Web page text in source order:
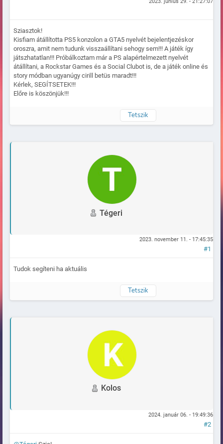
2023. június 29. - 21:27:07
Sziasztok!
Kisfiam átállította PS5 konzolon a GTA5 nyelvét bejelentjezéskor
oroszra, amit nem tudunk visszaállítani sehogy sem!!! A játék így
játszhatatlan!!! Próbálkoztam már a PS alapértelmezett nyelvét
átállítani, a Rockstar Games és a Social Clubot is, de a játék online és
story módban ugyanúgy cirill betüs maradt!!!
Kérlek, SEGÍTSETEK!!!
Előre is köszönjük!!!
Tetszik
Tégeri
2023. november 11. - 17:45:35
#1
Tudok segíteni ha aktuális
Tetszik
Kolos
2024. január 06. - 19:49:36
#2